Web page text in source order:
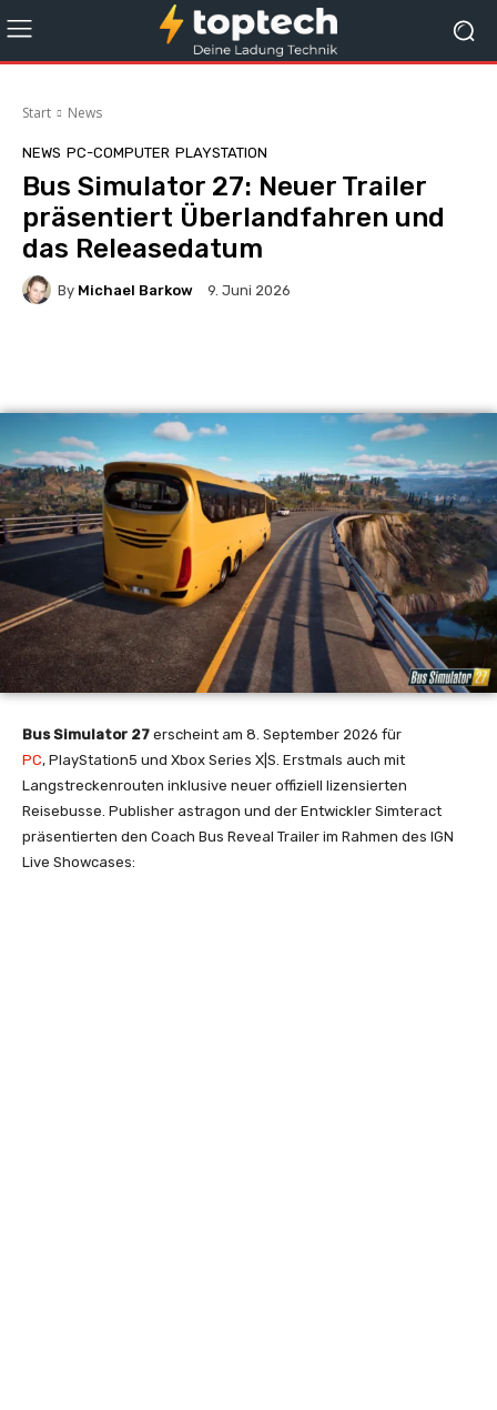
Start News
NEWS PC-COMPUTER PLAYSTATION
Bus Simulator 27: Neuer Trailer
präsentiert Überlandfahren und
das Releasedatum
By Michael Barkow 9. Juni 2026
Bus Simulator 27 erscheint am 8. September 2026 für
PC, PlayStation5 und Xbox Series X|S. Erstmals auch mit
Langstreckenrouten inklusive neuer offiziell lizensierten
Reisebusse. Publisher astragon und der Entwickler Simteract
präsentierten den Coach Bus Reveal Trailer im Rahmen des IGN
Live Showcases: